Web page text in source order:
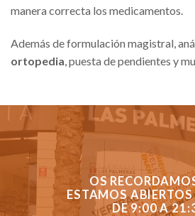
manera correcta los medicamentos.
Además de formulación magistral,
ortopedia , puesta de pendientes y
OS
ESTAMOS
DE 9:00 A